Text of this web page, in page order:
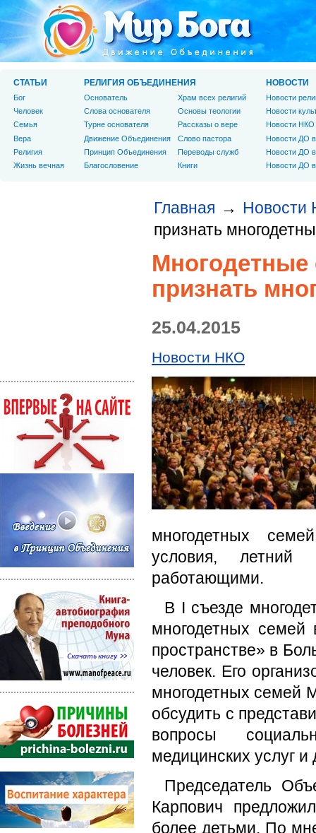
Главная → Новости
признать
признать
25.04.2015
Новости НКО
многодетных
условия, летний
работающими.
В I съезде
многодетных семей
пространстве» в
человек. Его
многодетных семей
обсудить с
вопросы
медицинских услуг
Председатель
Карпович
более детьми. По
СТАТЬИ
Бог
Человек
Cемья
Вера
Религия
Жизнь вечная
РЕЛИГИЯ ОБЪЕДИНЕНИЯ
Основатель
Слова основателя
Турне основателя
Движение Объединения
Принцип Объединения
Благословение
Храм всех религий
Основы теологии
Рассказы о вере
Слово пастора
Переводы служб
Книги
НОВОСТИ
Новости
Новости
Новости НКО
Новости ДО
Новости ДО
Новости ДО